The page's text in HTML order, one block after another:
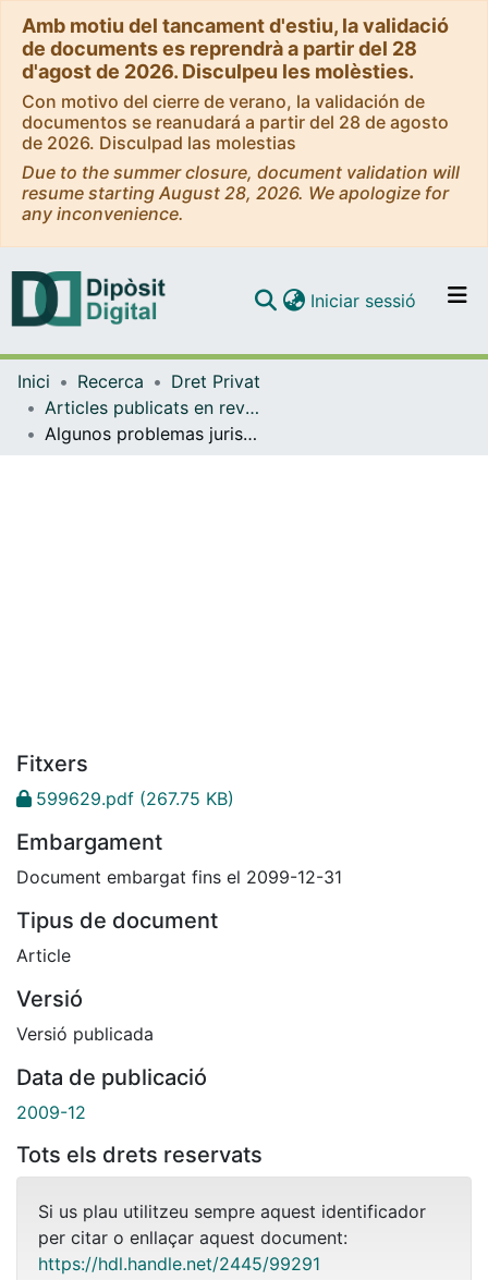
Amb motiu del tancament d'estiu, la validació
de documents es reprendrà a partir del 28
d'agost de 2026. Disculpeu les molèsties.
Con motivo del cierre de verano, la validación de
documentos se reanudará a partir del 28 de agosto
de 2026. Disculpad las molestias
Due to the summer closure, document validation will
resume starting August 28, 2026. We apologize for
any inconvenience.
Navega per tot el DD
Com publicar
Iniciar sessió (current)
Inici Recerca
Dret Privat
Articles publicats en revistes (Dret Privat)
Algunos problemas jurisprudenciales sobre el recibo de salarios
Fitxers
599629.pdf (267.75 KB)
Embargament
Document embargat fins el 2099-12-31
Tipus de document
Article
Versió
Versió publicada
Data de publicació
2009-12
Tots els drets reservats
Si us plau utilitzeu sempre aquest identificador
per citar o enllaçar aquest document:
https://hdl.handle.net/2445/99291